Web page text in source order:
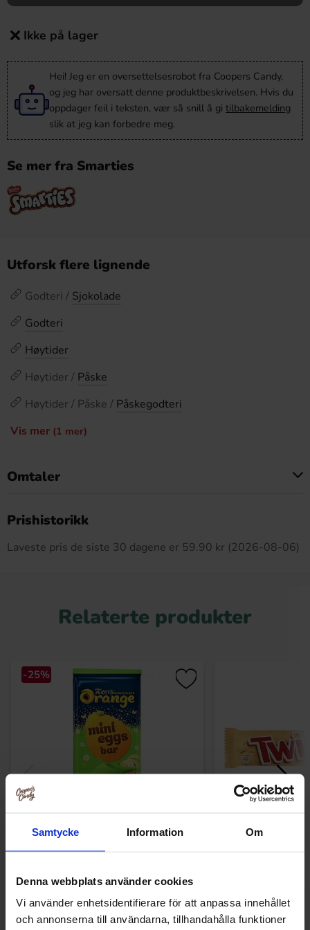
Samtycke Information Om
Denna webbplats använder cookies
Vi använder enhetsidentifierare för att anpassa innehållet
och annonserna till användarna, tillhandahålla funktioner
Ikke på lager
Hei! Jeg er en oversettelsesrobot fra Coopers Candy,
og jeg har oversatt denne produktbeskrivelsen. Hvis du
oppdager feil i teksten, vær så snill å gi tilbakemelding
slik at jeg kan forbedre meg.
Se mer fra Smarties
Utforsk flere lignende
Godteri / Sjokolade
Godteri
Høytider
Høytider / Påske
Høytider / Påske / Påskegodteri
Vis mer (1 mer)
Omtaler
Prishistorikk
Laveste pris de siste 30 dagene er 59.90 kr (2026-08-06)
Relaterte produkter
-25%
Terrys Chocolate Orange Mini Eggs
Sjokoladebar 90g
39.91 kr 29.90 kr
Kjøp